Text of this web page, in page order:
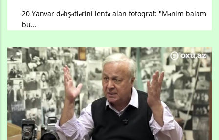
20 Yanvar dəhşətlərini lentə alan fotoqraf: "Mənim balam
bu...